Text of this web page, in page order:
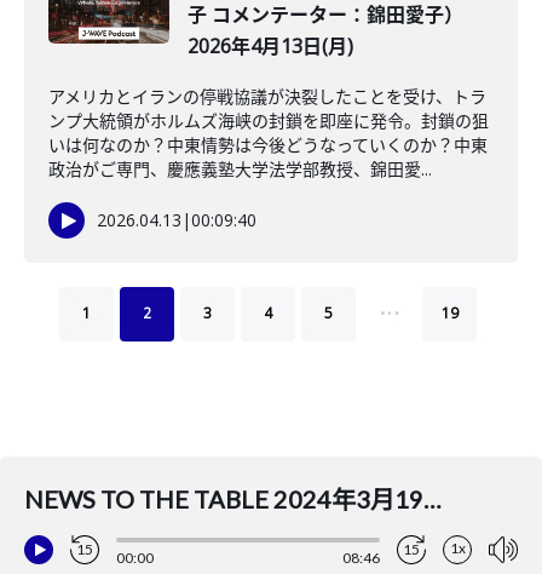
子 コメンテーター：錦田愛子）
2026年4月13日(月)
アメリカとイランの停戦協議が決裂したことを受け、トラ
ンプ大統領がホルムズ海峡の封鎖を即座に発令。封鎖の狙
いは何なのか？中東情勢は今後どうなっていくのか？中東
政治がご専門、慶應義塾大学法学部教授、錦田愛...
2026.04.13 |00:09:40
1 2 3 4 5 … 19
NEWS TO THE TABLE 2024年3月19日(火)(ナビゲーター：吉田まゆ コメンテーター：斎藤裕司)
15 00:00 08:46 15 1x